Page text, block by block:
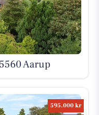
Aarup
595.000 kr